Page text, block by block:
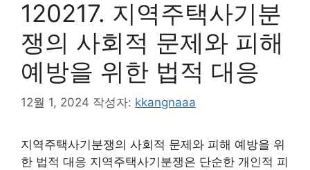
120217. 지역주택사기분
쟁의 사회적 문제와 피해
예방을 위한 법적 대응
12월 1, 2024 작성자: kkangnaaa
지역주택사기분쟁의 사회적 문제와 피해 예방을 위
한 법적 대응 지역주택사기분쟁은 단순한 개인적 피